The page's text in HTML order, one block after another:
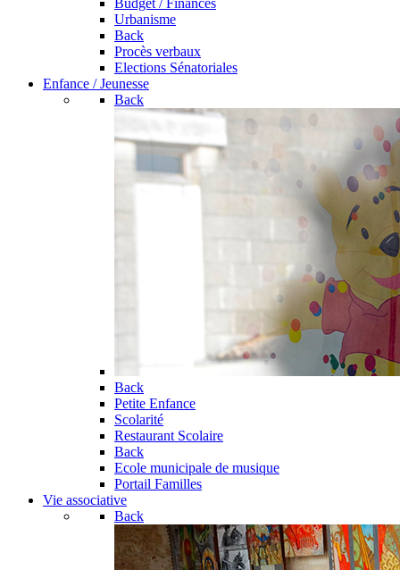
Budget / Finances
Urbanisme
Back
Procès verbaux
Elections Sénatoriales
Enfance / Jeunesse
Back
Back
Petite Enfance
Scolarité
Restaurant Scolaire
Back
Ecole municipale de musique
Portail Familles
Vie associative
Back